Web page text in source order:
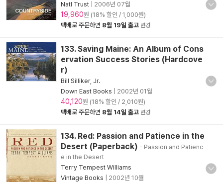
Natl Trust
2006년 07월
19,960원 (18% 할인 / 1,000원)
택배로 주문하면 8월 19일 출고 변경
133. Saving Maine: An Album of Cons
ervation Success Stories (Hardcove
r)
Bill Silliker, Jr.
Down East Books
2002년 01월
40,120원 (18% 할인 / 2,010원)
택배로 주문하면 8월 14일 출고 변경
134. Red: Passion and Patience in the
Desert (Paperback) - Passion and Patienc
e in the Desert
Terry Tempest Williams
Vintage Books
2002년 10월